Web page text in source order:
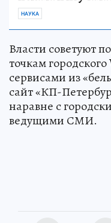
НАУКА
Власти советуют
точкам
сервисами из
сайт «КП-
наравне с
ведущими СМИ.